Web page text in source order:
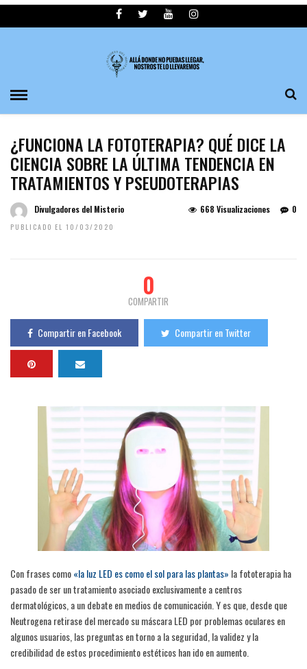
¿FUNCIONA LA FOTOTERAPIA? QUÉ DICE LA
CIENCIA SOBRE LA ÚLTIMA TENDENCIA EN
TRATAMIENTOS Y PSEUDOTERAPIAS
Divulgadores del Misterio
PUBLICADO EL 10/03/2020
0
668 Visualizaciones
0
COMPARTIR
Compartir en Facebook Compartir en Twitter
Con frases como«la luz LED es como el sol para las plantas» la fototerapia ha
pasado de ser un tratamiento asociado exclusivamente a centros
dermatológicos, a un debate en medios de comunicación. Y es que, desde que
Neutrogena retirase del mercado su máscara LED por problemas oculares en
algunos usuarios, las preguntas en torno a la seguridad, la validez y la
credibilidad de estos procedimiento estéticos han ido en aumento.